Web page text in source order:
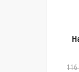
116